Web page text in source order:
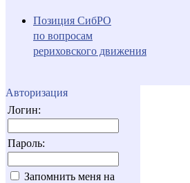
Позиция СибРО
по вопросам
рериховского движения
Авторизация
Логин:
Пароль:
Запомнить меня на